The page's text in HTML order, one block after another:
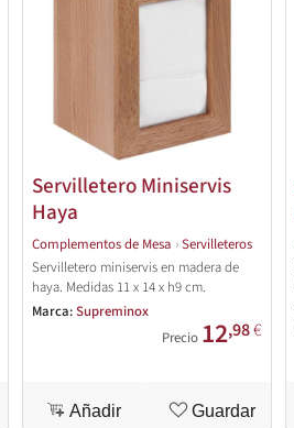
Servilletero Miniservis
Haya
Complementos de Mesa ›Servilleteros
Servilletero miniservis en madera de
haya. Medidas 11 x 14 x h9 cm.
Marca:Supreminox
Precio 12,98€
Añadir Guardar